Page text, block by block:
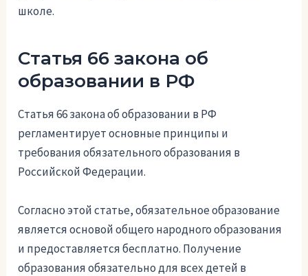
школе.
Статья 66 закона об
образовании в РФ
Статья 66 закона об образовании в РФ
регламентирует основные принципы и
требования обязательного образования в
Российской Федерации.
Согласно этой статье, обязательное образование
является основой общего народного образования
и предоставляется бесплатно. Получение
образования обязательно для всех детей в